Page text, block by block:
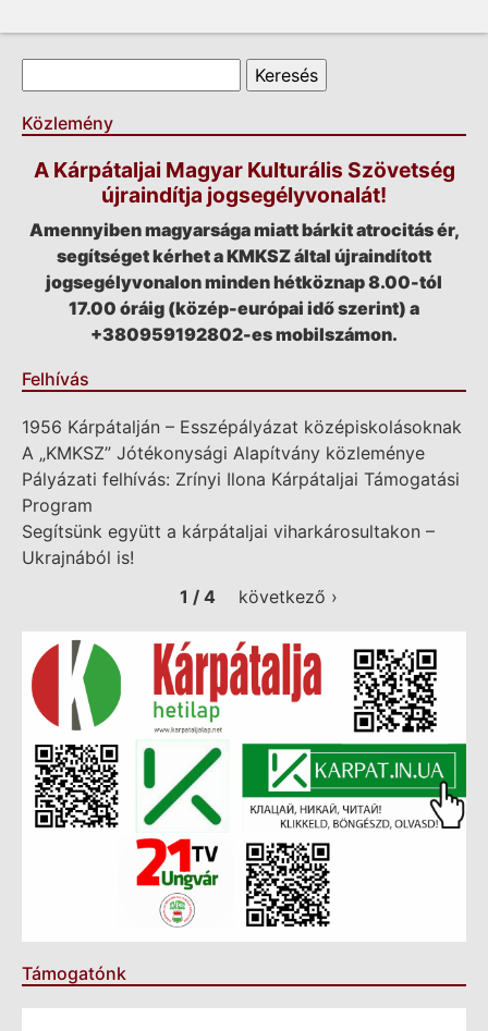
Keresés űrlap
Közlemény
A Kárpátaljai Magyar Kulturális Szövetség
újraindítja jogsegélyvonalát!
Amennyiben magyarsága miatt bárkit atrocitás ér,
segítséget kérhet a KMKSZ által újraindított
jogsegélyvonalon minden hétköznap 8.00-tól
17.00 óráig (közép-európai idő szerint) a
+380959192802-es mobilszámon.
Felhívás
1956 Kárpátalján – Esszépályázat középiskolásoknak
A „KMKSZ” Jótékonysági Alapítvány közleménye
Pályázati felhívás: Zrínyi Ilona Kárpátaljai Támogatási
Program
Segítsünk együtt a kárpátaljai viharkárosultakon –
Ukrajnából is!
1 / 4
következő ›
Támogatónk